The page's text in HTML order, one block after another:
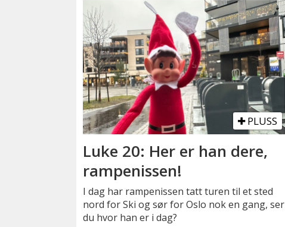
PLUSS
Luke 20: Her er han dere,
rampenissen!
I dag har rampenissen tatt turen til et sted
nord for Ski og sør for Oslo nok en gang, ser
du hvor han er i dag?